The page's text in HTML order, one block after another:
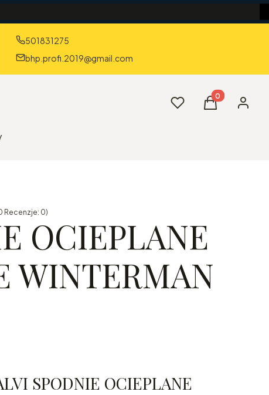
501831275
bhp.profi.2019@gmail.com
UlubioneProdukty w
Koszyk
Recenzje: 0)
OCIEPLANE
WINTERMAN
SPODNIE OCIEPLANE